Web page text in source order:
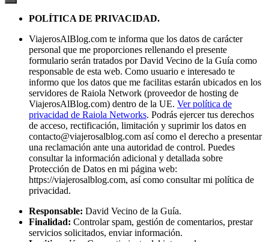
POLÍTICA DE PRIVACIDAD.
ViajerosAlBlog.com te informa que los datos de carácter
personal que me proporciones rellenando el presente
formulario serán tratados por David Vecino de la Guía como
responsable de esta web. Como usuario e interesado te
informo que los datos que me facilitas estarán ubicados en los
servidores de Raiola Network (proveedor de hosting de
ViajerosAlBlog.com) dentro de la UE. Ver política de
privacidad de Raiola Networks. Podrás ejercer tus derechos
de acceso, rectificación, limitación y suprimir los datos en
contacto@viajerosalblog.com así como el derecho a presentar
una reclamación ante una autoridad de control. Puedes
consultar la información adicional y detallada sobre
Protección de Datos en mi página web:
https://viajerosalblog.com, así como consultar mi política de
privacidad.
Responsable: David Vecino de la Guía.
Finalidad: Controlar spam, gestión de comentarios, prestar
servicios solicitados, enviar información.